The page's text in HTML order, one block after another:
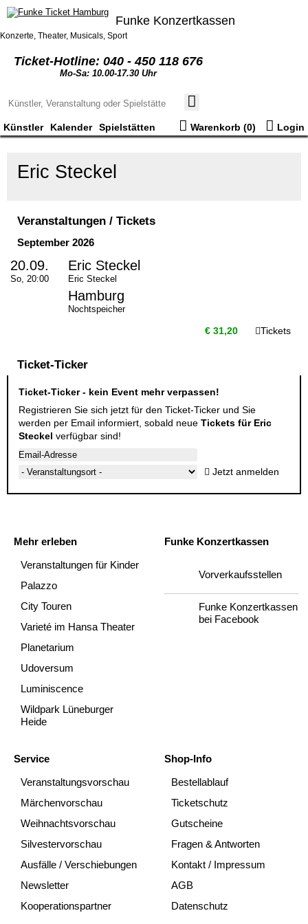
Funke Konzertkassen
Konzerte, Theater, Musicals, Sport
Ticket-Hotline: 040 - 450 118 676
Mo-Sa: 10.00-17.30 Uhr
Künstler Kalender Spielstätten Warenkorb (0) Login
Eric Steckel
Veranstaltungen / Tickets
September 2026
20.09.
So, 20:00
Eric Steckel
Eric Steckel
Hamburg
Nochtspeicher
€ 31,20 Tickets
Ticket-Ticker
Ticket-Ticker - kein Event mehr verpassen!
Registrieren Sie sich jetzt für den Ticket-Ticker und Sie
werden per Email informiert, sobald neue Tickets für Eric
Steckel verfügbar sind!
Jetzt anmelden
Mehr erleben
Veranstaltungen für Kinder
Palazzo
City Touren
Varieté im Hansa Theater
Planetarium
Udoversum
Luminiscence
Wildpark Lüneburger
Heide
Funke Konzertkassen
Vorverkaufsstellen
Funke Konzertkassen
bei Facebook
Service
Veranstaltungsvorschau
Märchenvorschau
Weihnachtsvorschau
Silvestervorschau
Ausfälle / Verschiebungen
Newsletter
Kooperationspartner
Shop-Info
Bestellablauf
Ticketschutz
Gutscheine
Fragen & Antworten
Kontakt / Impressum
AGB
Datenschutz